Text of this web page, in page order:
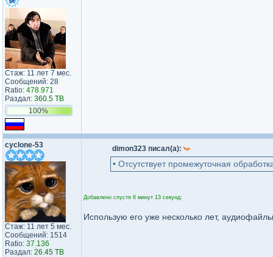
Стаж: 11 лет 7 мес.
Сообщений: 28
Ratio: 478.971
Раздал: 360.5 TB
100%
cyclone-53
Стаж: 11 лет 5 мес.
Сообщений: 1514
Ratio: 37.136
Раздал: 26.45 TB
dimon323 писал(а):
• Отсутствует промежуточная
Добавлено спустя 6 минут 13 секунд:
Использую его уже несколько лет,